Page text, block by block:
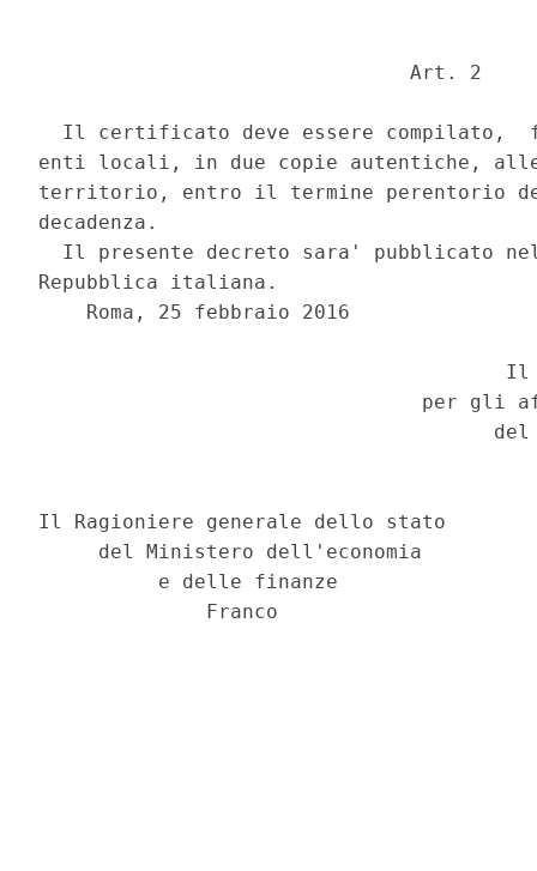
                               Art. 2
Il certificato deve essere compilato,
enti locali, in due copie autentiche,
territorio, entro il termine perentorio
decadenza.
Il presente decreto sara' pubblicato
Repubblica italiana.
    Roma, 25 febbraio 2016
per gli
Il Ragioniere generale dello stato
     del Ministero dell'economia
          e delle finanze